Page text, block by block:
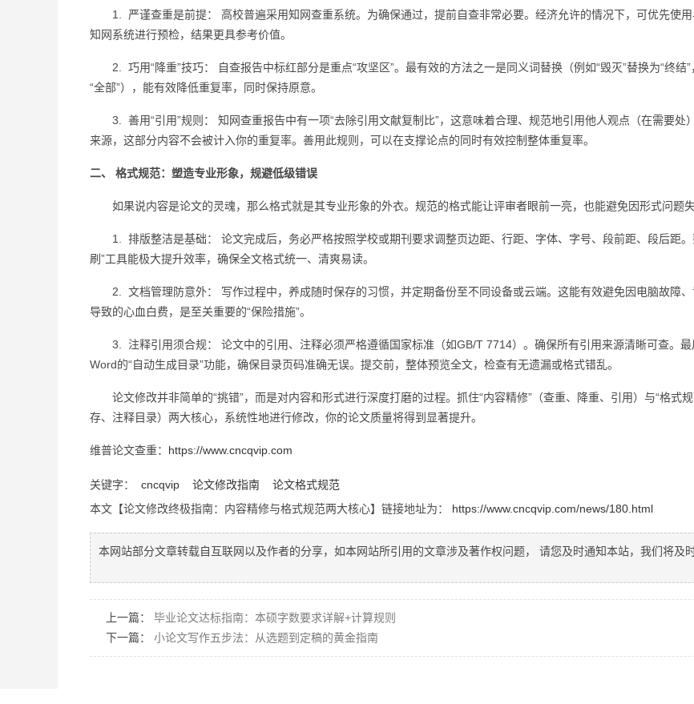
1. 严谨查重是前提： 高校普遍采用知网查重系统。为确保通过，提前自查非常必要。经济允许的情况下，可优先使用
知网系统进行预检，结果更具参考价值。
2. 巧用“降重”技巧： 自查报告中标红部分是重点“攻坚区”。最有效的方法之一是同义词替换（例如“毁灭”替换为“终结”
“全部”），能有效降低重复率，同时保持原意。
3. 善用“引用”规则： 知网查重报告中有一项“去除引用文献复制比”，这意味着合理、规范地引用他人观点（在需要处
来源，这部分内容不会被计入你的重复率。善用此规则，可以在支撑论点的同时有效控制整体重复率。
二、 格式规范：塑造专业形象，规避低级错误
如果说内容是论文的灵魂，那么格式就是其专业形象的外衣。规范的格式能让评审者眼前一亮，也能避免因形式问题失
1. 排版整洁是基础： 论文完成后，务必严格按照学校或期刊要求调整页边距、行距、字体、字号、段前距、段后距。
刷”工具能极大提升效率，确保全文格式统一、清爽易读。
2. 文档管理防意外： 写作过程中，养成随时保存的习惯，并定期备份至不同设备或云端。这能有效避免因电脑故障、
导致的心血白费，是至关重要的“保险措施”。
3. 注释引用须合规： 论文中的引用、注释必须严格遵循国家标准（如GB/T 7714）。确保所有引用来源清晰可查。最
Word的“自动生成目录”功能，确保目录页码准确无误。提交前，整体预览全文，检查有无遗漏或格式错乱。
论文修改并非简单的“挑错”，而是对内容和形式进行深度打磨的过程。抓住“内容精修”（查重、降重、引用）与“格式
存、注释目录）两大核心，系统性地进行修改，你的论文质量将得到显著提升。
维普论文查重： https://www.cncqvip.com
关键字： cncqvip 论文修改指南
论文格式规范
本文【论文修改终极指南：内容精修与格式规范两大核心】链接地址为： https://www.cncqvip.com/news/180.html
本网站部分文章转载自互联网以及作者的分享，如本网站所引用的文章涉及著作权问题， 请您及时通知本站，我们将及时
上一篇： 毕业论文达标指南：本硕字数要求详解+计算规则
下一篇： 小论文写作五步法：从选题到定稿的黄金指南